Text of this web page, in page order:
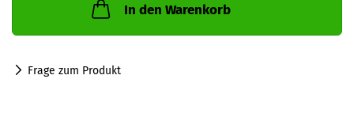
In den Warenkorb
Frage zum Produkt